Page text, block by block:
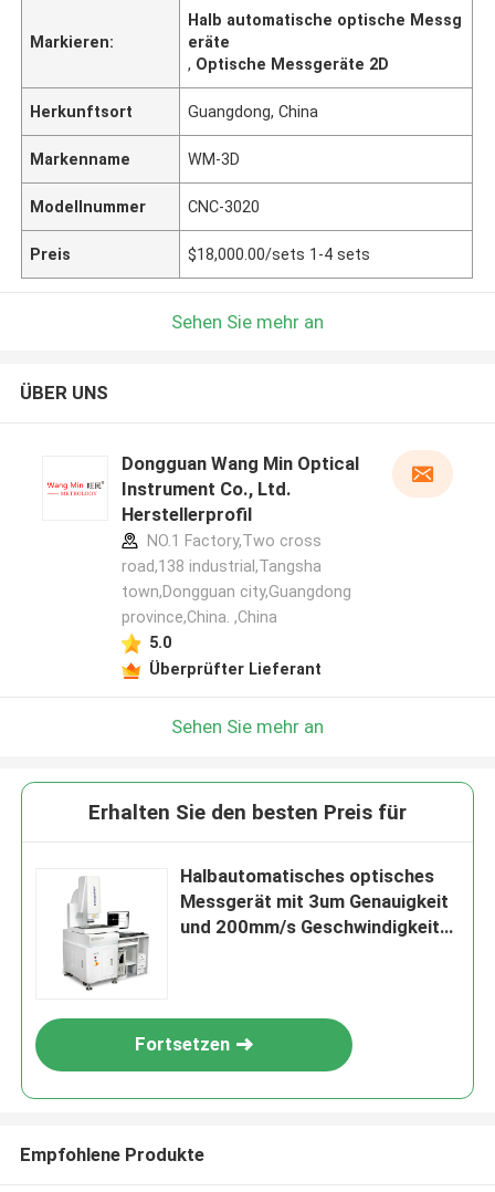
Markieren:
Halb automatische optische Messg
eräte
, Optische Messgeräte 2D
Herkunftsort Guangdong, China
Markenname WM-3D
Modellnummer CNC-3020
Preis $18,000.00/sets 1-4 sets
Sehen Sie mehr an
ÜBER UNS
Dongguan Wang Min Optical
Instrument Co., Ltd.
Herstellerprofil
NO.1 Factory,Two cross
road,138 industrial,Tangsha
town,Dongguan city,Guangdong
province,China. ,China
5.0
Überprüfter Lieferant
Sehen Sie mehr an
Erhalten Sie den besten Preis für
Halbautomatisches optisches
Messgerät mit 3um Genauigkeit
und 200mm/s Geschwindigkeit
Fortsetzen
Empfohlene Produkte